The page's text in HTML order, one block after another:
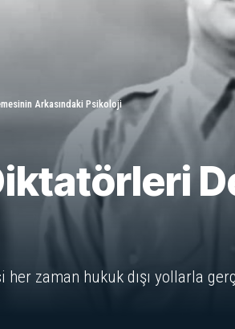
Arkasındaki Psikoloji
zaman hukuk dışı yollarla